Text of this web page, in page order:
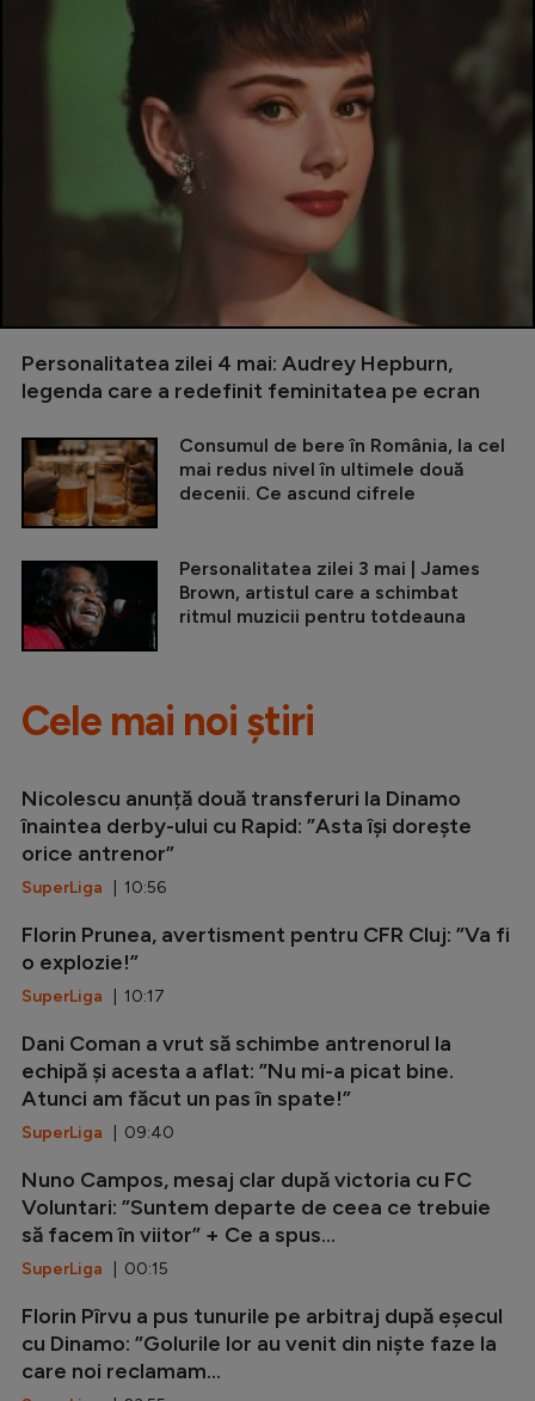
Personalitatea zilei 4 mai: Audrey Hepburn,
legenda care a redefinit feminitatea pe ecran
Consumul de bere în România, la cel
mai redus nivel în ultimele două
decenii. Ce ascund cifrele
Personalitatea zilei 3 mai | James
Brown, artistul care a schimbat
ritmul muzicii pentru totdeauna
Cele mai noi știri
Nicolescu anunță două transferuri la Dinamo
înaintea derby-ului cu Rapid: ”Asta își dorește
orice antrenor”
SuperLiga | 10:56
Florin Prunea, avertisment pentru CFR Cluj: ”Va fi
o explozie!”
SuperLiga | 10:17
Dani Coman a vrut să schimbe antrenorul la
echipă și acesta a aflat: ”Nu mi-a picat bine.
Atunci am făcut un pas în spate!”
SuperLiga | 09:40
Nuno Campos, mesaj clar după victoria cu FC
Voluntari: ”Suntem departe de ceea ce trebuie
să facem în viitor” + Ce a spus...
SuperLiga | 00:15
Florin Pîrvu a pus tunurile pe arbitraj după eșecul
cu Dinamo: ”Golurile lor au venit din niște faze la
care noi reclamam...